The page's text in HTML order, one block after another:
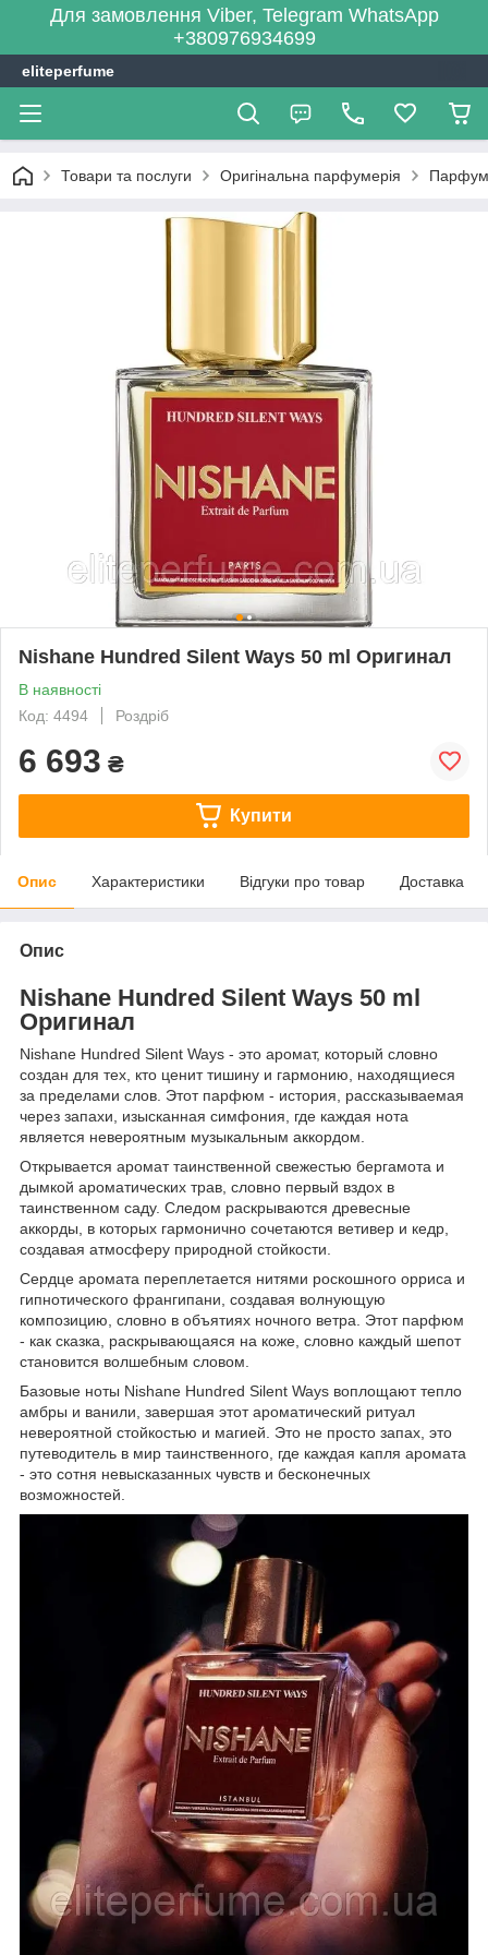
Для замовлення Viber, Telegram WhatsApp
+380976934699
eliteperfume
Товари та послуги Оригінальна парфумерія
Nishane Hundred Silent Ways 50 ml Оригинал
В наявності
Код: 4494
Роздріб
6 693 ₴
Купити
Опис Характеристики Відгуки про товар Доставка
Опис
Nishane Hundred Silent Ways 50 ml
Оригинал
Nishane Hundred Silent Ways - это аромат, который словно
создан для тех, кто ценит тишину и гармонию, находящиеся
за пределами слов. Этот парфюм - история, рассказываемая
через запахи, изысканная симфония, где каждая нота
является невероятным музыкальным аккордом.
Открывается аромат таинственной свежестью бергамота и
дымкой ароматических трав, словно первый вздох в
таинственном саду. Следом раскрываются древесные
аккорды, в которых гармонично сочетаются ветивер и кедр,
создавая атмосферу природной стойкости.
Сердце аромата переплетается нитями роскошного орриса и
гипнотического франгипани, создавая волнующую
композицию, словно в объятиях ночного ветра. Этот парфюм
- как сказка, раскрывающаяся на коже, словно каждый шепот
становится волшебным словом.
Базовые ноты Nishane Hundred Silent Ways воплощают тепло
амбры и ванили, завершая этот ароматический ритуал
невероятной стойкостью и магией. Это не просто запах, это
путеводитель в мир таинственного, где каждая капля аромата
- это сотня невысказанных чувств и бесконечных
возможностей.